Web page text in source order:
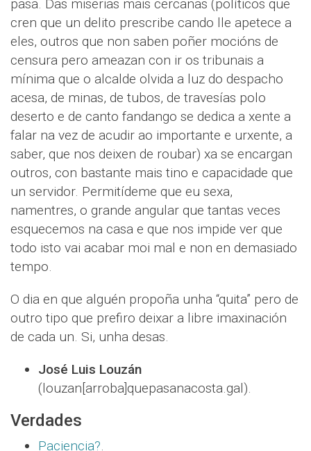
pasa. Das miserias mais cercanas (políticos que
cren que un delito prescribe cando lle apetece a
eles, outros que non saben poñer mocións de
censura pero ameazan con ir os tribunais a
mínima que o alcalde olvida a luz do despacho
acesa, de minas, de tubos, de travesías polo
deserto e de canto fandango se dedica a xente a
falar na vez de acudir ao importante e urxente, a
saber, que nos deixen de roubar) xa se encargan
outros, con bastante mais tino e capacidade que
un servidor. Permitídeme que eu sexa,
namentres, o grande angular que tantas veces
esquecemos na casa e que nos impide ver que
todo isto vai acabar moi mal e non en demasiado
tempo.
O dia en que alguén propoña unha “quita” pero de
outro tipo que prefiro deixar a libre imaxinación
de cada un. Si, unha desas.
José Luis Louzán
(louzan[arroba]quepasanacosta.gal).
Verdades
Paciencia?.